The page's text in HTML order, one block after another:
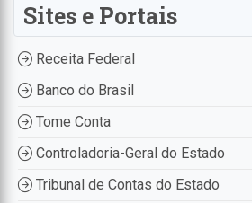
Sites e Portais
Receita Federal
Banco do Brasil
Tome Conta
Controladoria-Geral do Estado
Tribunal de Contas do Estado